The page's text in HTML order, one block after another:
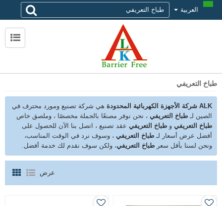
العربية
طباخ التعريفي
ALK شركة الأجهزة الكهربائية المحدودة
هي شركة تصنيع ومورد محترف في
الصين لـ طباخ التعريفي ، نحن نوفر مصنعًا بالجملة مخصصًا ، وملصق خاص
طباخ التعريفي و طباخ التعريفي عقد تصنيع ، اتصل بنا الآن للحصول على
أفضل عرض أسعار لـ طباخ التعريفي ، وسوف نرد في الوقت المناسب،
ونحن لسنا بأقل سعر طباخ التعريفي، ولكن سوف نقدم لك خدمة أفضل.
عرض